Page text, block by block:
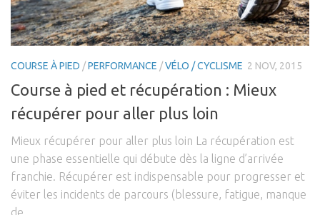
COURSE À PIED /PERFORMANCE /VÉLO / CYCLISME 2 NOV, 2015
Course à pied et récupération : Mieux
récupérer pour aller plus loin
Mieux récupérer pour aller plus loin La récupération est
une phase essentielle qui débute dès la ligne d’arrivée
franchie. Récupérer est indispensable pour progresser et
éviter les incidents de parcours (blessure, fatigue, manque
de...